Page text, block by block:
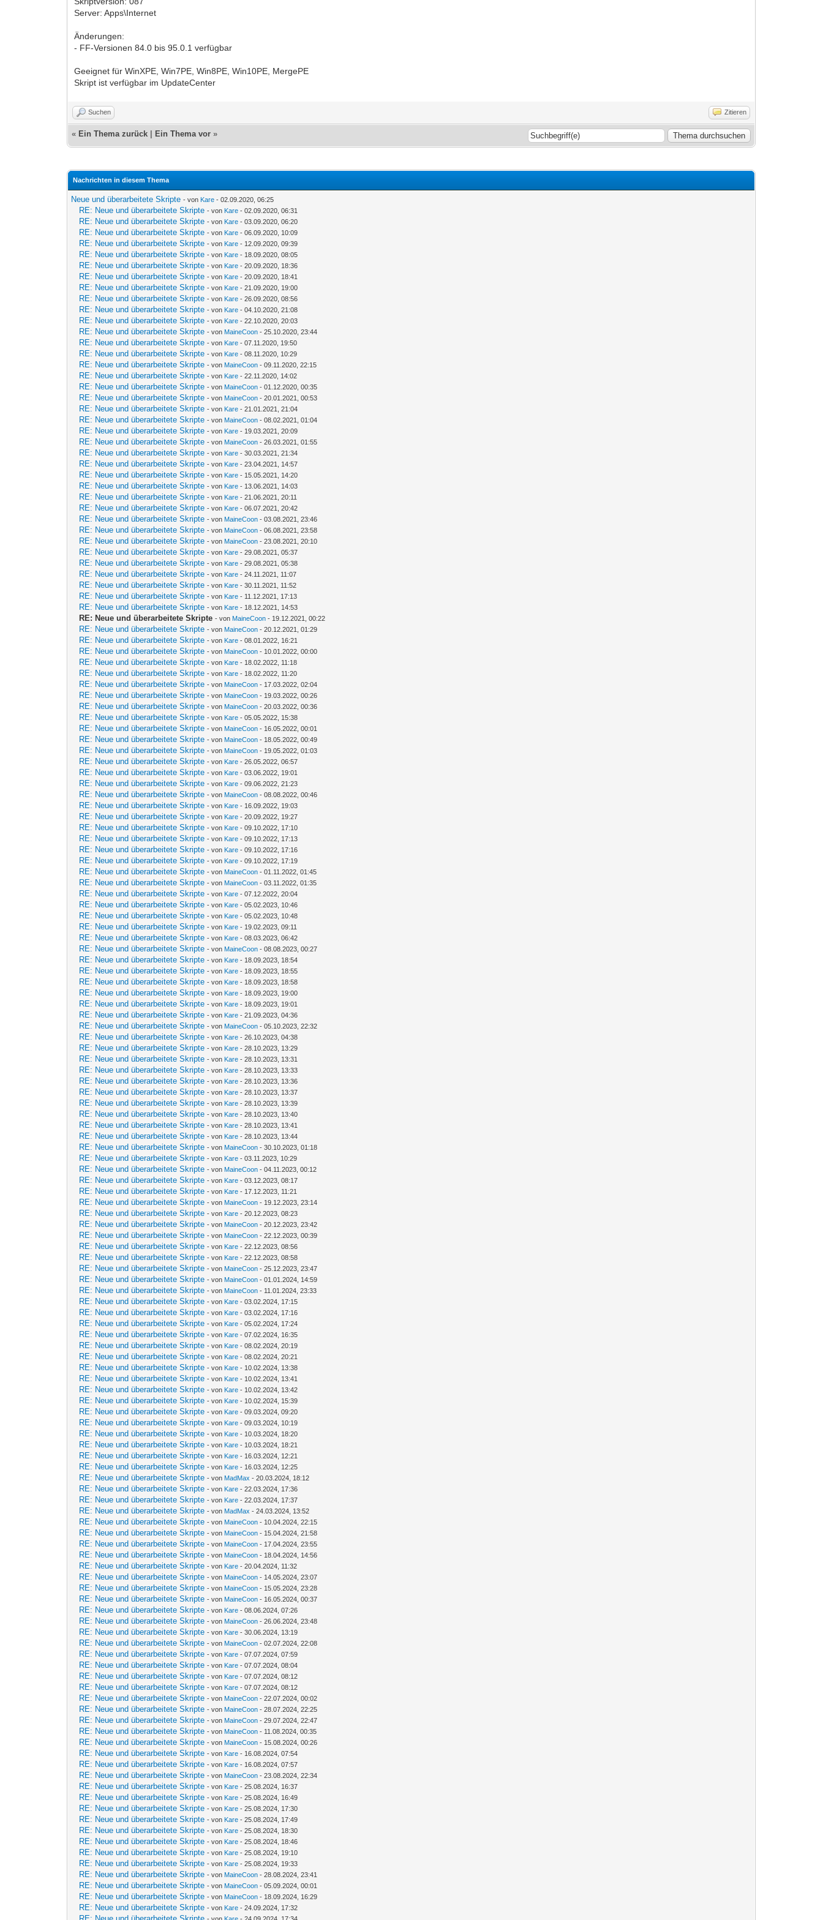
Server: Apps\Internet
Änderungen:
- FF-Versionen 84.0 bis 95.0.1 verfügbar
Geeignet für WinXPE, Win7PE, Win8PE, Win10PE, MergePE
Skript ist verfügbar im UpdateCenter
Suchen Zitieren
« Ein Thema zurück Ein Thema vor »
Nachrichten in diesem Thema
Neue und überarbeitete Skripte - von Kare - 02.09.2020, 06:25
RE: Neue und überarbeitete Skripte - von Kare - 02.09.2020, 06:31
RE: Neue und überarbeitete Skripte - von Kare - 03.09.2020, 06:20
RE: Neue und überarbeitete Skripte - von Kare - 06.09.2020, 10:09
RE: Neue und überarbeitete Skripte - von Kare - 12.09.2020, 09:39
RE: Neue und überarbeitete Skripte - von Kare - 18.09.2020, 08:05
RE: Neue und überarbeitete Skripte - von Kare - 20.09.2020, 18:36
RE: Neue und überarbeitete Skripte - von Kare - 20.09.2020, 18:41
RE: Neue und überarbeitete Skripte - von Kare - 21.09.2020, 19:00
RE: Neue und überarbeitete Skripte - von Kare - 26.09.2020, 08:56
RE: Neue und überarbeitete Skripte - von Kare - 04.10.2020, 21:08
RE: Neue und überarbeitete Skripte - von Kare - 22.10.2020, 20:03
RE: Neue und überarbeitete Skripte - von MaineCoon - 25.10.2020, 23:44
RE: Neue und überarbeitete Skripte - von Kare - 07.11.2020, 19:50
RE: Neue und überarbeitete Skripte - von Kare - 08.11.2020, 10:29
RE: Neue und überarbeitete Skripte - von MaineCoon - 09.11.2020, 22:15
RE: Neue und überarbeitete Skripte - von Kare - 22.11.2020, 14:02
RE: Neue und überarbeitete Skripte - von MaineCoon - 01.12.2020, 00:35
RE: Neue und überarbeitete Skripte - von MaineCoon - 20.01.2021, 00:53
RE: Neue und überarbeitete Skripte - von Kare - 21.01.2021, 21:04
RE: Neue und überarbeitete Skripte - von MaineCoon - 08.02.2021, 01:04
RE: Neue und überarbeitete Skripte - von Kare - 19.03.2021, 20:09
RE: Neue und überarbeitete Skripte - von MaineCoon - 26.03.2021, 01:55
RE: Neue und überarbeitete Skripte - von Kare - 30.03.2021, 21:34
RE: Neue und überarbeitete Skripte - von Kare - 23.04.2021, 14:57
RE: Neue und überarbeitete Skripte - von Kare - 15.05.2021, 14:20
RE: Neue und überarbeitete Skripte - von Kare - 13.06.2021, 14:03
RE: Neue und überarbeitete Skripte - von Kare - 21.06.2021, 20:11
RE: Neue und überarbeitete Skripte - von Kare - 06.07.2021, 20:42
RE: Neue und überarbeitete Skripte - von MaineCoon - 03.08.2021, 23:46
RE: Neue und überarbeitete Skripte - von MaineCoon - 06.08.2021, 23:58
RE: Neue und überarbeitete Skripte - von MaineCoon - 23.08.2021, 20:10
RE: Neue und überarbeitete Skripte - von Kare - 29.08.2021, 05:37
RE: Neue und überarbeitete Skripte - von Kare - 29.08.2021, 05:38
RE: Neue und überarbeitete Skripte - von Kare - 24.11.2021, 11:07
RE: Neue und überarbeitete Skripte - von Kare - 30.11.2021, 11:52
RE: Neue und überarbeitete Skripte - von Kare - 11.12.2021, 17:13
RE: Neue und überarbeitete Skripte - von Kare - 18.12.2021, 14:53
RE: Neue und überarbeitete Skripte - von MaineCoon - 19.12.2021, 00:22
RE: Neue und überarbeitete Skripte - von MaineCoon - 20.12.2021, 01:29
RE: Neue und überarbeitete Skripte - von Kare - 08.01.2022, 16:21
RE: Neue und überarbeitete Skripte - von MaineCoon - 10.01.2022, 00:00
RE: Neue und überarbeitete Skripte - von Kare - 18.02.2022, 11:18
RE: Neue und überarbeitete Skripte - von Kare - 18.02.2022, 11:20
RE: Neue und überarbeitete Skripte - von MaineCoon - 17.03.2022, 02:04
RE: Neue und überarbeitete Skripte - von MaineCoon - 19.03.2022, 00:26
RE: Neue und überarbeitete Skripte - von MaineCoon - 20.03.2022, 00:36
RE: Neue und überarbeitete Skripte - von Kare - 05.05.2022, 15:38
RE: Neue und überarbeitete Skripte - von MaineCoon - 16.05.2022, 00:01
RE: Neue und überarbeitete Skripte - von MaineCoon - 18.05.2022, 00:49
RE: Neue und überarbeitete Skripte - von MaineCoon - 19.05.2022, 01:03
RE: Neue und überarbeitete Skripte - von Kare - 26.05.2022, 06:57
RE: Neue und überarbeitete Skripte - von Kare - 03.06.2022, 19:01
RE: Neue und überarbeitete Skripte - von Kare - 09.06.2022, 21:23
RE: Neue und überarbeitete Skripte - von MaineCoon - 08.08.2022, 00:46
RE: Neue und überarbeitete Skripte - von Kare - 16.09.2022, 19:03
RE: Neue und überarbeitete Skripte - von Kare - 20.09.2022, 19:27
RE: Neue und überarbeitete Skripte - von Kare - 09.10.2022, 17:10
RE: Neue und überarbeitete Skripte - von Kare - 09.10.2022, 17:13
RE: Neue und überarbeitete Skripte - von Kare - 09.10.2022, 17:16
RE: Neue und überarbeitete Skripte - von Kare - 09.10.2022, 17:19
RE: Neue und überarbeitete Skripte - von MaineCoon - 01.11.2022, 01:45
RE: Neue und überarbeitete Skripte - von MaineCoon - 03.11.2022, 01:35
RE: Neue und überarbeitete Skripte - von Kare - 07.12.2022, 20:04
RE: Neue und überarbeitete Skripte - von Kare - 05.02.2023, 10:46
RE: Neue und überarbeitete Skripte - von Kare - 05.02.2023, 10:48
RE: Neue und überarbeitete Skripte - von Kare - 19.02.2023, 09:11
RE: Neue und überarbeitete Skripte - von Kare - 08.03.2023, 06:42
RE: Neue und überarbeitete Skripte - von MaineCoon - 08.08.2023, 00:27
RE: Neue und überarbeitete Skripte - von Kare - 18.09.2023, 18:54
RE: Neue und überarbeitete Skripte - von Kare - 18.09.2023, 18:55
RE: Neue und überarbeitete Skripte - von Kare - 18.09.2023, 18:58
RE: Neue und überarbeitete Skripte - von Kare - 18.09.2023, 19:00
RE: Neue und überarbeitete Skripte - von Kare - 18.09.2023, 19:01
RE: Neue und überarbeitete Skripte - von Kare - 21.09.2023, 04:36
RE: Neue und überarbeitete Skripte - von MaineCoon - 05.10.2023, 22:32
RE: Neue und überarbeitete Skripte - von Kare - 26.10.2023, 04:38
RE: Neue und überarbeitete Skripte - von Kare - 28.10.2023, 13:29
RE: Neue und überarbeitete Skripte - von Kare - 28.10.2023, 13:31
RE: Neue und überarbeitete Skripte - von Kare - 28.10.2023, 13:33
RE: Neue und überarbeitete Skripte - von Kare - 28.10.2023, 13:36
RE: Neue und überarbeitete Skripte - von Kare - 28.10.2023, 13:37
RE: Neue und überarbeitete Skripte - von Kare - 28.10.2023, 13:39
RE: Neue und überarbeitete Skripte - von Kare - 28.10.2023, 13:40
RE: Neue und überarbeitete Skripte - von Kare - 28.10.2023, 13:41
RE: Neue und überarbeitete Skripte - von Kare - 28.10.2023, 13:44
RE: Neue und überarbeitete Skripte - von MaineCoon - 30.10.2023, 01:18
RE: Neue und überarbeitete Skripte - von Kare - 03.11.2023, 10:29
RE: Neue und überarbeitete Skripte - von MaineCoon - 04.11.2023, 00:12
RE: Neue und überarbeitete Skripte - von Kare - 03.12.2023, 08:17
RE: Neue und überarbeitete Skripte - von Kare - 17.12.2023, 11:21
RE: Neue und überarbeitete Skripte - von MaineCoon - 19.12.2023, 23:14
RE: Neue und überarbeitete Skripte - von Kare - 20.12.2023, 08:23
RE: Neue und überarbeitete Skripte - von MaineCoon - 20.12.2023, 23:42
RE: Neue und überarbeitete Skripte - von MaineCoon - 22.12.2023, 00:39
RE: Neue und überarbeitete Skripte - von Kare - 22.12.2023, 08:56
RE: Neue und überarbeitete Skripte - von Kare - 22.12.2023, 08:58
RE: Neue und überarbeitete Skripte - von MaineCoon - 25.12.2023, 23:47
RE: Neue und überarbeitete Skripte - von MaineCoon - 01.01.2024, 14:59
RE: Neue und überarbeitete Skripte - von MaineCoon - 11.01.2024, 23:33
RE: Neue und überarbeitete Skripte - von Kare - 03.02.2024, 17:15
RE: Neue und überarbeitete Skripte - von Kare - 03.02.2024, 17:16
RE: Neue und überarbeitete Skripte - von Kare - 05.02.2024, 17:24
RE: Neue und überarbeitete Skripte - von Kare - 07.02.2024, 16:35
RE: Neue und überarbeitete Skripte - von Kare - 08.02.2024, 20:19
RE: Neue und überarbeitete Skripte - von Kare - 08.02.2024, 20:21
RE: Neue und überarbeitete Skripte - von Kare - 10.02.2024, 13:38
RE: Neue und überarbeitete Skripte - von Kare - 10.02.2024, 13:41
RE: Neue und überarbeitete Skripte - von Kare - 10.02.2024, 13:42
RE: Neue und überarbeitete Skripte - von Kare - 10.02.2024, 15:39
RE: Neue und überarbeitete Skripte - von Kare - 09.03.2024, 09:20
RE: Neue und überarbeitete Skripte - von Kare - 09.03.2024, 10:19
RE: Neue und überarbeitete Skripte - von Kare - 10.03.2024, 18:20
RE: Neue und überarbeitete Skripte - von Kare - 10.03.2024, 18:21
RE: Neue und überarbeitete Skripte - von Kare - 16.03.2024, 12:21
RE: Neue und überarbeitete Skripte - von Kare - 16.03.2024, 12:25
RE: Neue und überarbeitete Skripte - von MadMax - 20.03.2024, 18:12
RE: Neue und überarbeitete Skripte - von Kare - 22.03.2024, 17:36
RE: Neue und überarbeitete Skripte - von Kare - 22.03.2024, 17:37
RE: Neue und überarbeitete Skripte - von MadMax - 24.03.2024, 13:52
RE: Neue und überarbeitete Skripte - von MaineCoon - 10.04.2024, 22:15
RE: Neue und überarbeitete Skripte - von MaineCoon - 15.04.2024, 21:58
RE: Neue und überarbeitete Skripte - von MaineCoon - 17.04.2024, 23:55
RE: Neue und überarbeitete Skripte - von MaineCoon - 18.04.2024, 14:56
RE: Neue und überarbeitete Skripte - von Kare - 20.04.2024, 11:32
RE: Neue und überarbeitete Skripte - von MaineCoon - 14.05.2024, 23:07
RE: Neue und überarbeitete Skripte - von MaineCoon - 15.05.2024, 23:28
RE: Neue und überarbeitete Skripte - von MaineCoon - 16.05.2024, 00:37
RE: Neue und überarbeitete Skripte - von Kare - 08.06.2024, 07:26
RE: Neue und überarbeitete Skripte - von MaineCoon - 26.06.2024, 23:48
RE: Neue und überarbeitete Skripte - von Kare - 30.06.2024, 13:19
RE: Neue und überarbeitete Skripte - von MaineCoon - 02.07.2024, 22:08
RE: Neue und überarbeitete Skripte - von Kare - 07.07.2024, 07:59
RE: Neue und überarbeitete Skripte - von Kare - 07.07.2024, 08:04
RE: Neue und überarbeitete Skripte - von Kare - 07.07.2024, 08:12
RE: Neue und überarbeitete Skripte - von Kare - 07.07.2024, 08:12
RE: Neue und überarbeitete Skripte - von MaineCoon - 22.07.2024, 00:02
RE: Neue und überarbeitete Skripte - von MaineCoon - 28.07.2024, 22:25
RE: Neue und überarbeitete Skripte - von MaineCoon - 29.07.2024, 22:47
RE: Neue und überarbeitete Skripte - von MaineCoon - 11.08.2024, 00:35
RE: Neue und überarbeitete Skripte - von MaineCoon - 15.08.2024, 00:26
RE: Neue und überarbeitete Skripte - von Kare - 16.08.2024, 07:54
RE: Neue und überarbeitete Skripte - von Kare - 16.08.2024, 07:57
RE: Neue und überarbeitete Skripte - von MaineCoon - 23.08.2024, 22:34
RE: Neue und überarbeitete Skripte - von Kare - 25.08.2024, 16:37
RE: Neue und überarbeitete Skripte - von Kare - 25.08.2024, 16:49
RE: Neue und überarbeitete Skripte - von Kare - 25.08.2024, 17:30
RE: Neue und überarbeitete Skripte - von Kare - 25.08.2024, 17:49
RE: Neue und überarbeitete Skripte - von Kare - 25.08.2024, 18:30
RE: Neue und überarbeitete Skripte - von Kare - 25.08.2024, 18:46
RE: Neue und überarbeitete Skripte - von Kare - 25.08.2024, 19:10
RE: Neue und überarbeitete Skripte - von Kare - 25.08.2024, 19:33
RE: Neue und überarbeitete Skripte - von MaineCoon - 28.08.2024, 23:41
RE: Neue und überarbeitete Skripte - von MaineCoon - 05.09.2024, 00:01
RE: Neue und überarbeitete Skripte - von MaineCoon - 18.09.2024, 16:29
RE: Neue und überarbeitete Skripte - von Kare - 24.09.2024, 17:32